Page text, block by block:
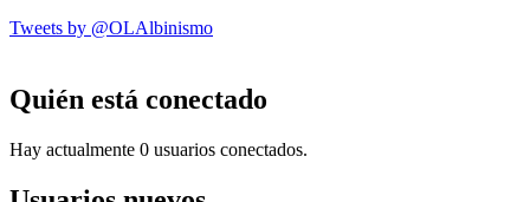
Tweets by @OLAlbinismo
Quién está conectado
Hay actualmente 0 usuarios conectados.